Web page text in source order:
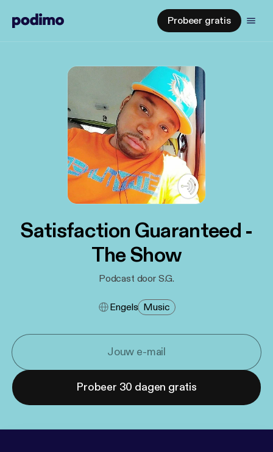
Probeer gratis
Satisfaction Guaranteed -
The Show
Podcast door S.G.
Engels Music
Probeer 30 dagen gratis